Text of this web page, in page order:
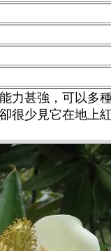
力甚強，可以多
很少見它在地上